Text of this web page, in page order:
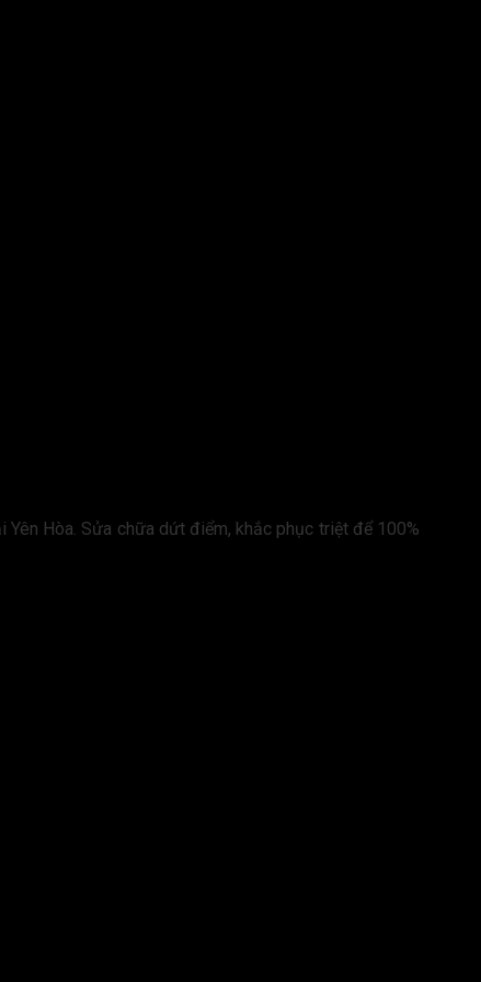
Hòa. Sửa chữa dứt điểm, khắc phục triệt để 100%